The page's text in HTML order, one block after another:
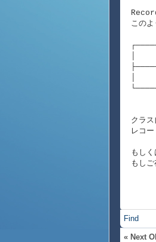
この
クラ
レコ
もし
もし
Find
« Next